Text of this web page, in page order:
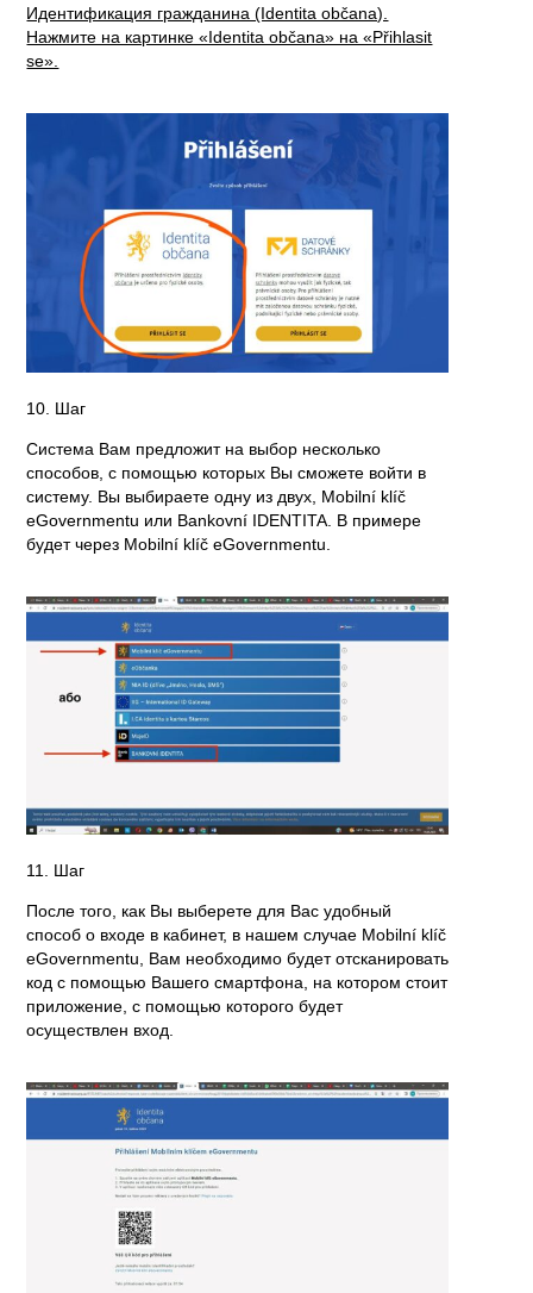
Идентификация гражданина (Identita občana).
Нажмите на картинке «Identita občana» на «Přihlasit
se».
10. Шаг
Система Вам предложит на выбор несколько
способов, с помощью которых Вы сможете войти в
систему. Вы выбираете одну из двух, Mobilní klíč
eGovernmentu или Bankovní IDENTITA. В примере
будет через Mobilní klíč eGovernmentu.
11. Шаг
После того, как Вы выберете для Вас удобный
способ о входе в кабинет, в нашем случае Mobilní klíč
eGovernmentu, Вам необходимо будет отсканировать
код с помощью Вашего смартфона, на котором стоит
приложение, с помощью которого будет
осуществлен вход.